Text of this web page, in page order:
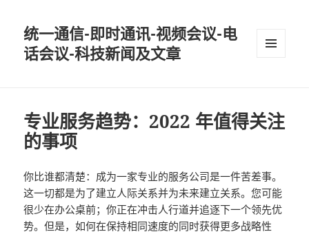
统一通信-即时通讯-视频会议-电
话会议-科技新闻及文章
专业服务趋势：2022 年值得关注
的事项
你比谁都清楚：成为一家专业的服务公司是一件苦差事。
这一切都是为了建立人际关系并为未来建立关系。您可能
很少在办公桌前；你正在冲击人行道并追逐下一个领先优
势。但是，如何在保持相同速度的同时获得更多战略性